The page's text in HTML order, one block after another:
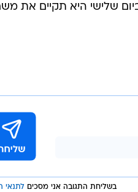
שלישי היא תקיים את
בשליחת התגובה אני מסכים לתנאי